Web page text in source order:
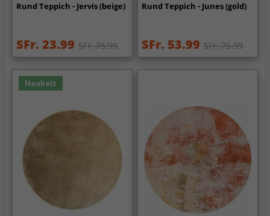
Rund Teppich - Jervis (beige)
SFr. 23.99 SFr. 75.99
Rund Teppich - Junes (gold)
SFr. 53.99 SFr. 75.99
Neuheit